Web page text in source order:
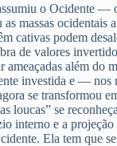
o Ocidente —
massas ocidentais
cativas podem
de valores
ameaçadas além
investida e —
se transformou
loucas” se
interno e a
Ela tem que